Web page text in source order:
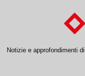
Notizie e approfondimenti